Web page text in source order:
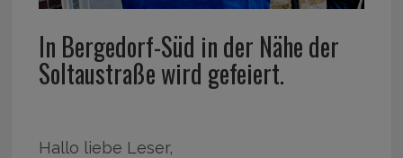
In Bergedorf-Süd in der Nähe der
Soltaustraße wird gefeiert.
Hallo liebe Leser,